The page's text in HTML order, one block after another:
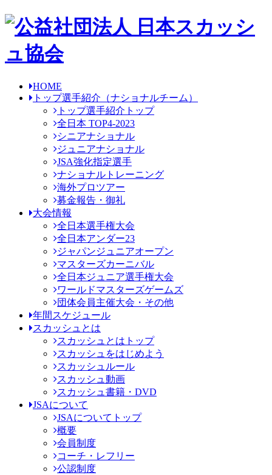
HOME
トップ選手紹介 （ナショナルチーム）
トップ選手紹介トップ
全日本 TOP4-2023
シニアナショナル
ジュニアナショナル
JSA強化指定選手
ナショナルトレーニング
海外プロツアー
募金報告・御礼
大会情報
全日本選手権大会
全日本アンダー23
ジャパンジュニアオープン
マスターズカーニバル
全日本ジュニア選手権大会
ワールドマスターズゲームズ
団体会員主催大会・その他
年間スケジュール
スカッシュとは
スカッシュとはトップ
スカッシュをはじめよう
スカッシュルール
スカッシュ動画
スカッシュ書籍・DVD
JSAについて
JSAについてトップ
概要
会員制度
コーチ・レフリー
公認制度